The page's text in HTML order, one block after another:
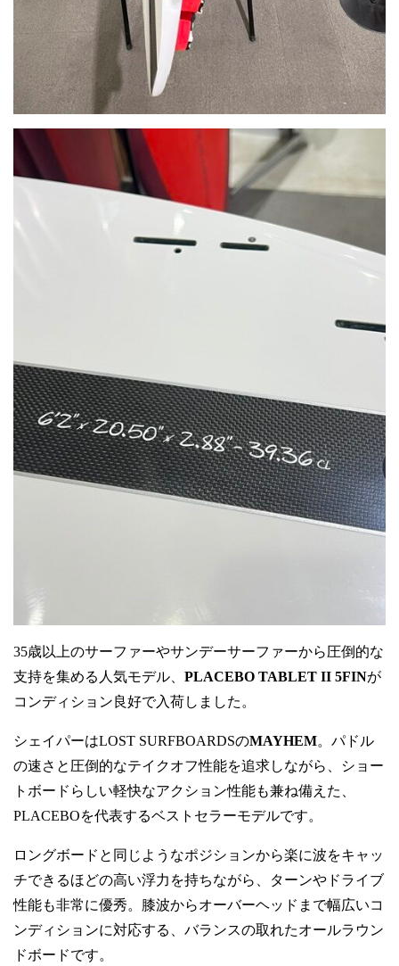
35歳以上のサーファーやサンデーサーファーから圧倒的な
支持を集める人気モデル、 PLACEBO TABLET II 5FINが
コンディション良好で入荷しました。
シェイパーはLOST SURFBOARDSのMAYHEM。パドル
の速さと圧倒的なテイクオフ性能を追求しながら、ショー
トボードらしい軽快なアクション性能も兼ね備えた、
PLACEBOを代表するベストセラーモデルです。
ロングボードと同じようなポジションから楽に波をキャッ
チできるほどの高い浮力を持ちながら、ターンやドライブ
性能も非常に優秀。膝波からオーバーヘッドまで幅広いコ
ンディションに対応する、バランスの取れたオールラウン
ドボードです。